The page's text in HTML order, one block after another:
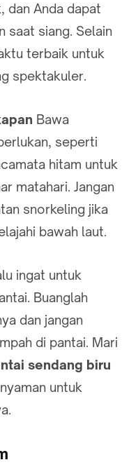
dan Anda dapat
saat siang. Selain
terbaik untuk
spektakuler.
Bawa
seperti
hitam untuk
matahari. Jangan
snorkeling jika
bawah laut.
ingat untuk
Buanglah
dan jangan
di pantai. Mari
sendang biru
untuk